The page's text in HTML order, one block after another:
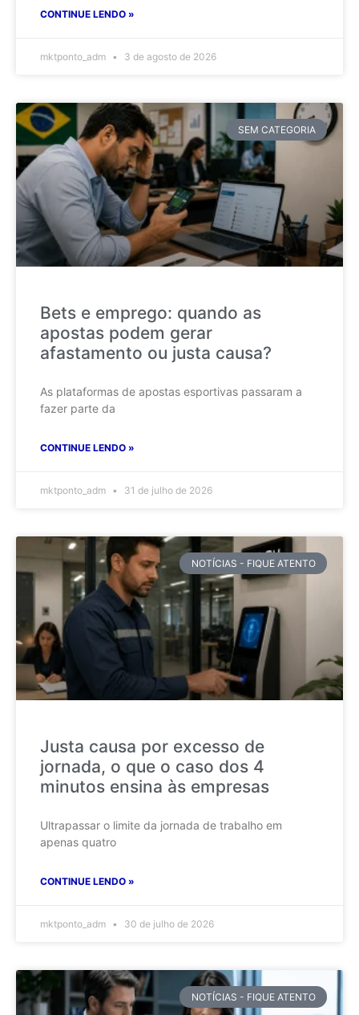
CONTINUE LENDO »
mktponto_adm 3 de agosto de 2026
SEM CATEGORIA
Bets e emprego: quando as
apostas podem gerar
afastamento ou justa causa?
As plataformas de apostas esportivas passaram a
fazer parte da
CONTINUE LENDO »
mktponto_adm 31 de julho de 2026
NOTÍCIAS - FIQUE ATENTO
Justa causa por excesso de
jornada, o que o caso dos 4
minutos ensina às empresas
Ultrapassar o limite da jornada de trabalho em
apenas quatro
CONTINUE LENDO »
mktponto_adm 30 de julho de 2026
NOTÍCIAS - FIQUE ATENTO